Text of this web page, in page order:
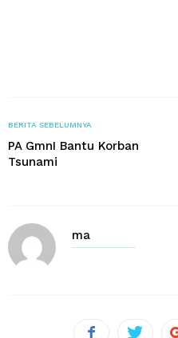
BERITA SEBELUMNYA
PA GmnI Bantu Korban
Tsunami
ma